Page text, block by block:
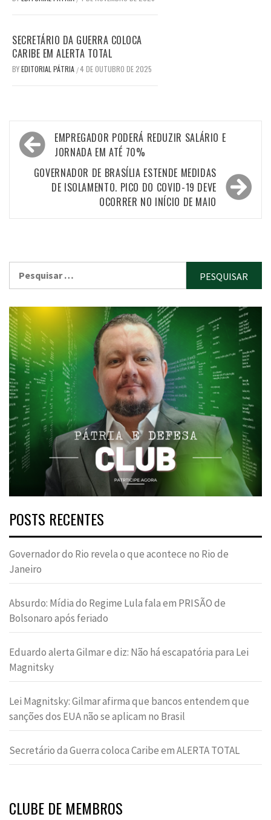
SECRETÁRIO DA GUERRA COLOCA
CARIBE EM ALERTA TOTAL
BYEDITORIAL PÁTRIA /4 DE OUTUBRO DE 2025
Navegação
de
Post
EMPREGADOR PODERÁ REDUZIR SALÁRIO E
JORNADA EM ATÉ 70%
GOVERNADOR DE BRASÍLIA ESTENDE MEDIDAS
DE ISOLAMENTO. PICO DO COVID-19 DEVE
OCORRER NO INÍCIO DE MAIO
por:
POSTS RECENTES
Governador do Rio revela o que acontece no Rio de
Janeiro
Absurdo: Mídia do Regime Lula fala em PRISÃO de
Bolsonaro após feriado
Eduardo alerta Gilmar e diz: Não há escapatória para Lei
Magnitsky
Lei Magnitsky: Gilmar afirma que bancos entendem que
sanções dos EUA não se aplicam no Brasil
Secretário da Guerra coloca Caribe em ALERTA TOTAL
CLUBE DE MEMBROS